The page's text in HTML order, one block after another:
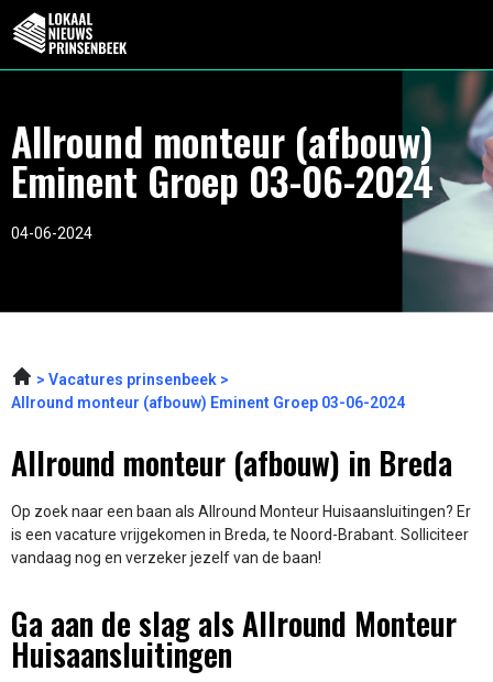
Allround monteur (afbouw)
Eminent Groep 03-06-2024
04-06-2024
Vacatures prinsenbeek
Allround monteur (afbouw) Eminent Groep 03-06-2024
Allround monteur (afbouw) in Breda
Op zoek naar een baan als Allround Monteur Huisaansluitingen? Er
is een vacature vrijgekomen in Breda, te Noord-Brabant. Solliciteer
vandaag nog en verzeker jezelf van de baan!
Ga aan de slag als Allround Monteur
Huisaansluitingen